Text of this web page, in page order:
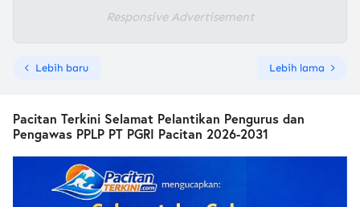
Responsive Advertisement
Lebih baru Lebih lama
Pacitan Terkini Selamat Pelantikan Pengurus dan
Pengawas PPLP PT PGRI Pacitan 2026-2031